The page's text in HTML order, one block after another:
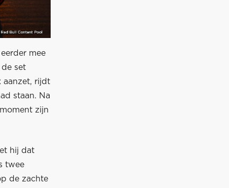
mee
set
aanzet, rijdt
staan. Na
zijn
hij dat
twee
de zachte